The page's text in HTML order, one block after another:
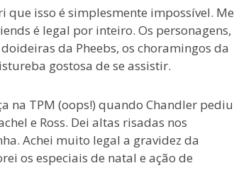
que isso é simplesmente impossível. Me
é legal por inteiro. Os personagens,
da Pheebs, os choramingos da
gostosa de se assistir.
na TPM (oops!) quando Chandler pediu
e Ross. Dei altas risadas nos
Achei muito legal a gravidez da
os especiais de natal e ação de